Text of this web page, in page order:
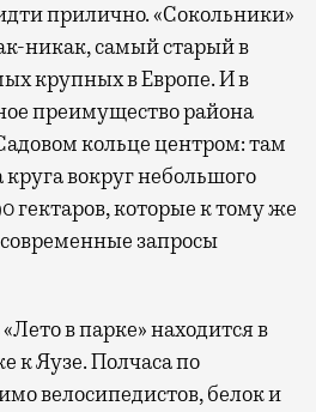
прилично. «Сокольники»
никак, самый старый в
крупных в Европе. И в
преимущество района
кольце центром: там
вокруг небольшого
гектаров, которые к тому же
запросы
в парке» находится в
к Яузе. Полчаса по
велосипедистов, белок и